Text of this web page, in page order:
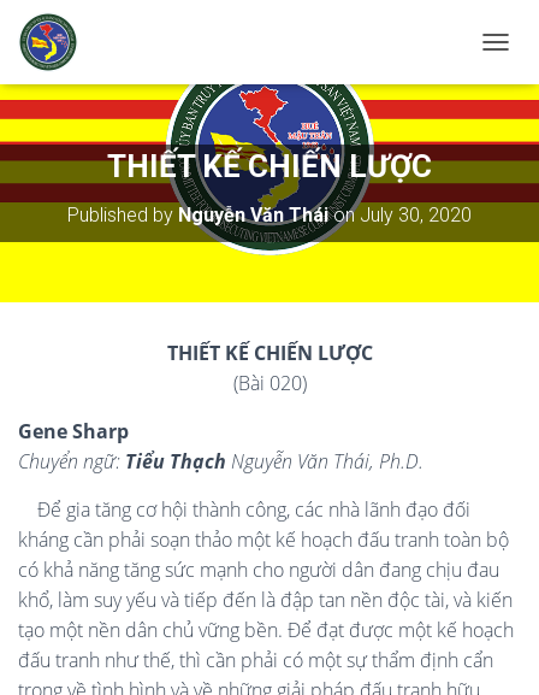
O
G
N
V
THIẾT KẾ CHIẾN LƯỢC
Published by Nguyễn Văn TháionJuly 30, 2020
THIẾT KẾ CHIẾN LƯỢC
(Bài 020)
Gene Sharp
Chuyển ngữ: Tiểu Thạch Nguyễn Văn Thái, Ph.D.
Để gia tăng cơ hội thành công, các nhà lãnh đạo đối
kháng cần phải soạn thảo một kế hoạch đấu tranh toàn bộ
có khả năng tăng sức mạnh cho người dân đang chịu đau
khổ, làm suy yếu và tiếp đến là đập tan nền độc tài, và kiến
tạo một nền dân chủ vững bền. Để đạt được một kế hoạch
đấu tranh như thế, thì cần phải có một sự thẩm định cẩn